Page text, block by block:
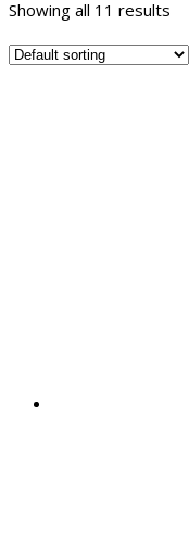
Showing all 11 results